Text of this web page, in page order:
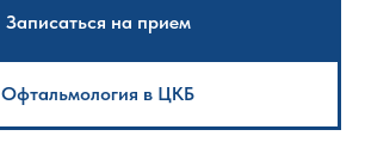
Записаться на прием
Офтальмология в ЦКБ